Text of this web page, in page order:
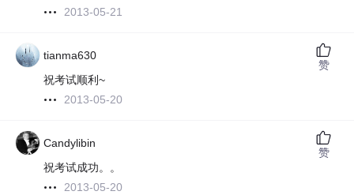
2013-05-21
tianma630
祝考试顺利~
2013-05-20
赞
Candylibin
祝考试成功。。
2013-05-20
赞